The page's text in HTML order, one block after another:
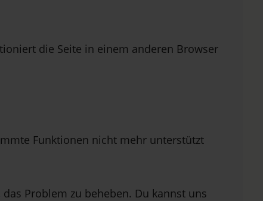
die Seite in einem anderen Browser
Funktionen nicht mehr unterstützt
Problem zu beheben. Du kannst uns